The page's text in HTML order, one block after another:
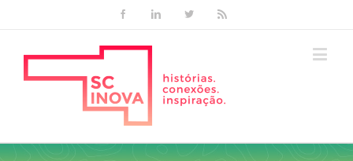
FacebookLinkedinTwitter